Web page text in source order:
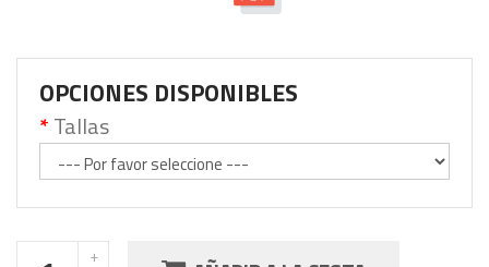
OPCIONES DISPONIBLES
Tallas